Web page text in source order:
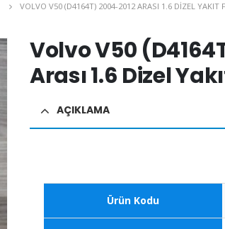
VOLVO V50 (D4164T) 2004-2012 ARASI 1.6 DIZEL YAKIT
Volvo V50
Arası 1.6 Dizel
AÇIKLAMA
Ürün Kodu